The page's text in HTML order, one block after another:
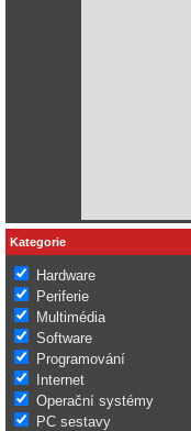
Kategorie
Hardware
Periferie
Multimédia
Software
Programování
Internet
Operační systémy
PC sestavy